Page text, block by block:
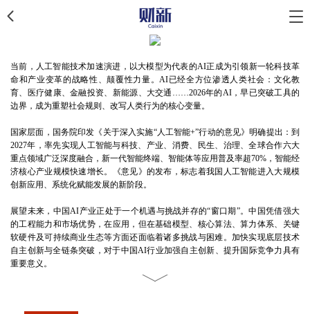
当前，人工智能技术加速演进，以大模型为代表的AI正成为引领新一轮科技革
命和产业变革的战略性、颠覆性力量。AI已经全方位渗透人类社会：文化教
育、医疗健康、金融投资、新能源、大交通……2026年的AI，早已突破工具的
边界，成为重塑社会规则、改写人类行为的核心变量。
国家层面，国务院印发《关于深入实施“人工智能+”行动的意见》明确提出：到
2027年，率先实现人工智能与科技、产业、消费、民生、治理、全球合作六大
重点领域广泛深度融合，新一代智能终端、智能体等应用普及率超70%，智能经
济核心产业规模快速增长。《意见》的发布，标志着我国人工智能进入大规模
创新应用、系统化赋能发展的新阶段。
展望未来，中国AI产业正处于一个机遇与挑战并存的“窗口期”。中国凭借强大
的工程能力和市场优势，在应用，但在基础模型、核心算法、算力体系、关键
软硬件及可持续商业生态等方面还面临着诸多挑战与困难。加快实现底层技术
自主创新与全链条突破，对于中国AI行业加强自主创新、提升国际竞争力具有
重要意义。